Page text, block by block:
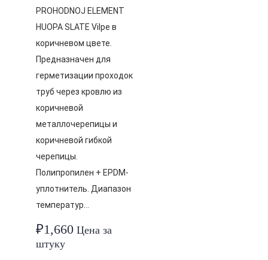
PROHODNOJ ELEMENT
HUOPA SLATE Vilpe в
коричневом цвете.
Предназначен для
герметизации проходок
труб через кровлю из
коричневой
металлочерепицы и
коричневой гибкой
черепицы.
Полипропилен + EPDM-
уплотнитель. Диапазон
температур…
₽1,660 Цена за
штуку